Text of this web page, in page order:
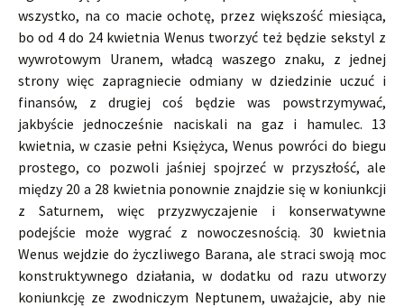
wszystko, na co macie ochotę, przez większość miesiąca,
bo od 4 do 24 kwietnia Wenus tworzyć też będzie sekstyl z
wywrotowym Uranem, władcą waszego znaku, z jednej
strony więc zapragniecie odmiany w dziedzinie uczuć i
finansów, z drugiej coś będzie was powstrzymywać,
jakbyście jednocześnie naciskali na gaz i hamulec. 13
kwietnia, w czasie pełni Księżyca, Wenus powróci do biegu
prostego, co pozwoli jaśniej spojrzeć w przyszłość, ale
między 20 a 28 kwietnia ponownie znajdzie się w koniunkcji
z Saturnem, więc przyzwyczajenie i konserwatywne
podejście może wygrać z nowoczesnością. 30 kwietnia
Wenus wejdzie do życzliwego Barana, ale straci swoją moc
konstruktywnego działania, w dodatku od razu utworzy
koniunkcję ze zwodniczym Neptunem, uważajcie, aby nie